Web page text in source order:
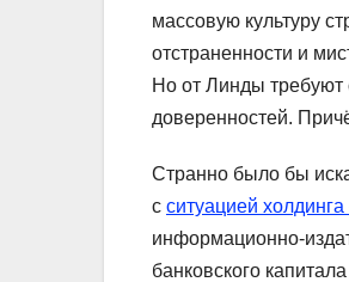
массовую культуру
отстраненности и
Но от Линды требуют
доверенностей.
Странно было бы
с ситуацией
информационно-
банковского